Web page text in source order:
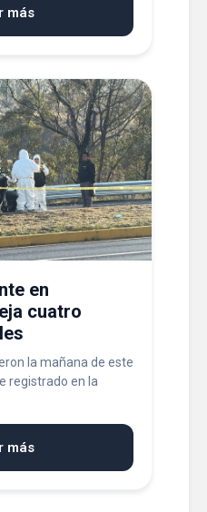
más
en
cuatro
la mañana de este
registrado en la
más